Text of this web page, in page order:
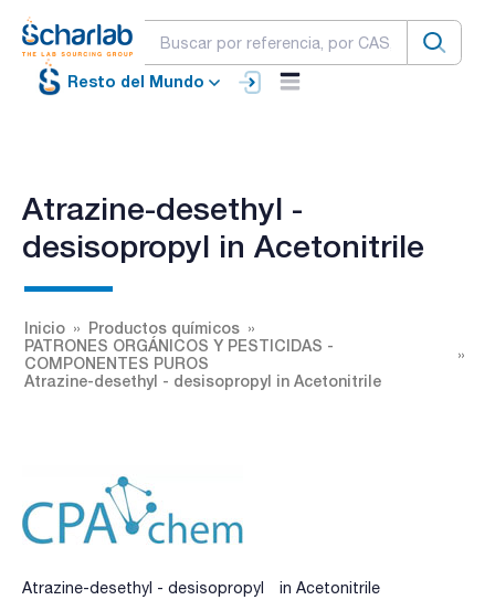
Resto del Mundo
Atrazine-desethyl -
desisopropyl in Acetonitrile
Inicio
Productos químicos
PATRONES ORGÁNICOS Y PESTICIDAS -
COMPONENTES PUROS
Atrazine-desethyl - desisopropyl in Acetonitrile
Atrazine-desethyl - desisopropyl in Acetonitrile